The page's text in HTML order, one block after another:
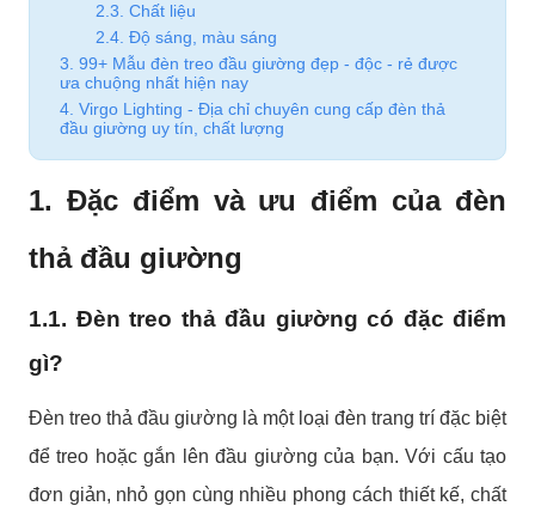
2.3. Chất liệu
2.4. Độ sáng, màu sáng
3. 99+ Mẫu đèn treo đầu giường đẹp - độc - rẻ được
ưa chuộng nhất hiện nay
4. Virgo Lighting - Địa chỉ chuyên cung cấp đèn thả
đầu giường uy tín, chất lượng
1. Đặc điểm và ưu điểm của đèn
thả đầu giường
1.1. Đèn treo thả đầu giường có đặc điểm
gì?
Đèn treo thả đầu giường là một loại đèn trang trí đặc biệt
để treo hoặc gắn lên đầu giường của bạn. Với cấu tạo
đơn giản, nhỏ gọn cùng nhiều phong cách thiết kế, chất